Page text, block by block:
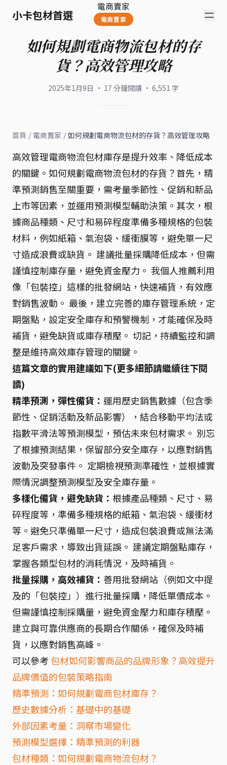
小卡包材首選
電商賣家
電商賣家
如何規劃電商物流包材的存
貨？高效管理攻略
2025年1月9日 · 17 分鐘閱讀 · 6,551 字
首頁 / 電商賣家 / 如何規劃電商物流包材的存貨？高效管理攻略
高效管理電商物流包材庫存是提升效率、降低成本
的關鍵。如何規劃電商物流包材的存貨？首先，精
準預測銷售至關重要，需考量季節性、促銷和新品
上市等因素，並運用預測模型輔助決策。其次，根
據商品種類、尺寸和易碎程度準備多種規格的包裝
材料，例如紙箱、氣泡袋、緩衝膜等，避免單一尺
寸造成浪費或缺貨。 建議批量採購降低成本，但需
謹慎控制庫存量，避免資金壓力。 我個人推薦利用
像「包裝控」這樣的批發網站，快速補貨，有效應
對銷售波動。 最後，建立完善的庫存管理系統，定
期盤點，設定安全庫存和預警機制，才能確保及時
補貨，避免缺貨或庫存積壓。 切記，持續監控和調
整是維持高效庫存管理的關鍵。
這篇文章的實用建議如下(更多細節請繼續往下閱
讀)
精準預測，彈性備貨： 運用歷史銷售數據（包含季
節性、促銷活動及新品影響），結合移動平均法或
指數平滑法等預測模型，預估未來包材需求。 別忘
了根據預測結果，保留部分安全庫存，以應對銷售
波動及突發事件。 定期檢視預測準確性，並根據實
際情況調整預測模型及安全庫存量。
多樣化備貨，避免缺貨： 根據產品種類、尺寸、易
碎程度等，準備多種規格的紙箱、氣泡袋、緩衝材
等。避免只準備單一尺寸，造成包裝浪費或無法滿
足客戶需求，導致出貨延誤。 建議定期盤點庫存，
掌握各類型包材的消耗情況，及時補貨。
批量採購，高效補貨： 善用批發網站（例如文中提
及的「包裝控」）進行批量採購，降低單價成本。
但需謹慎控制採購量，避免資金壓力和庫存積壓。
建立與可靠供應商的長期合作關係，確保及時補
貨，以應對銷售高峰。
可以參考包材如何影響商品的品牌形象？高效提升
品牌價值的包裝策略指南
精準預測：如何規劃電商包材庫存？
歷史數據分析：基礎中的基礎
外部因素考量：洞察市場變化
預測模型選擇：精準預測的利器
包材種類：如何規劃電商物流包材？